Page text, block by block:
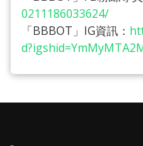
0211186033624/
「BBBOT」IG資訊：